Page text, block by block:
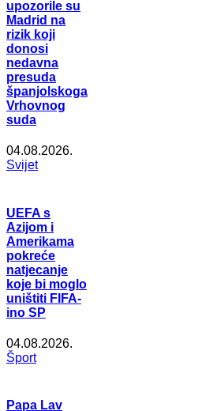
upozorile su
Madrid na
rizik koji
donosi
nedavna
presuda
španjolskoga
Vrhovnog
suda
04.08.2026.
Svijet
UEFA s
Azijom i
Amerikama
pokreće
natjecanje
koje bi moglo
uništiti FIFA-
ino SP
04.08.2026.
Šport
Papa Lav